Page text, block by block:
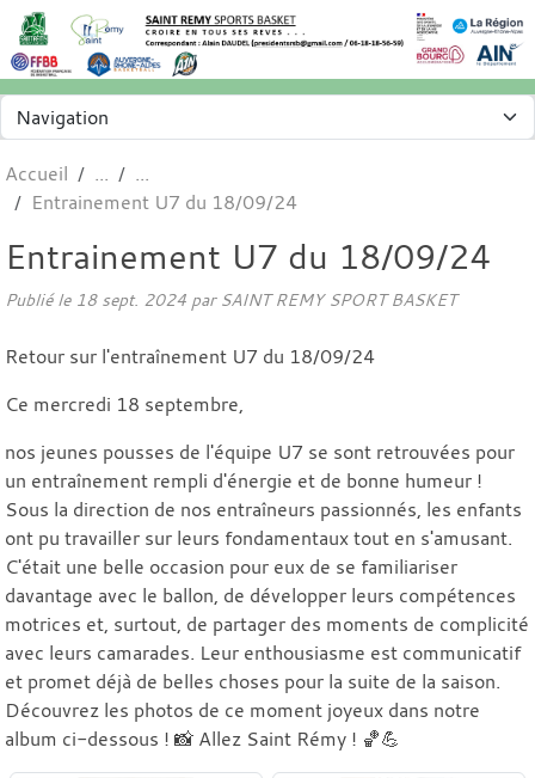
Accueil
Entrainement U7 du 18/09/24
Entrainement U7 du 18/09/24
Publié le 18 sept. 2024 par SAINT REMY SPORT BASKET
Retour sur l'entraînement U7 du 18/09/24
Ce mercredi 18 septembre,
nos jeunes pousses de l'équipe U7 se sont retrouvées pour
un entraînement rempli d'énergie et de bonne humeur !
Sous la direction de nos entraîneurs passionnés, les enfants
ont pu travailler sur leurs fondamentaux tout en s'amusant.
C'était une belle occasion pour eux de se familiariser
davantage avec le ballon, de développer leurs compétences
motrices et, surtout, de partager des moments de complicité
avec leurs camarades. Leur enthousiasme est communicatif
et promet déjà de belles choses pour la suite de la saison.
Découvrez les photos de ce moment joyeux dans notre
album ci-dessous ! 📸 Allez Saint Rémy ! 🏀💪
Panneau de gestion des cookies